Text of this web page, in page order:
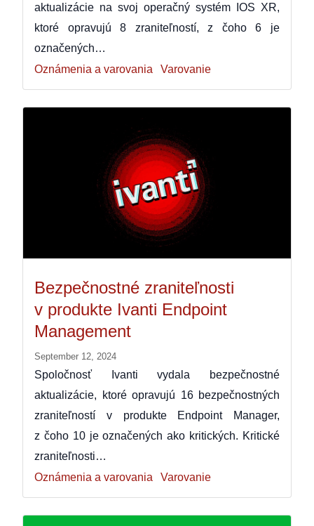
aktualizácie na svoj operačný systém IOS XR,
ktoré opravujú 8 zraniteľností, z čoho 6 je
označených…
Oznámenia a varovania
Varovanie
Bezpečnostné zraniteľnosti
v produkte Ivanti Endpoint
Management
September 12, 2024
Spoločnosť Ivanti vydala bezpečnostné
aktualizácie, ktoré opravujú 16 bezpečnostných
zraniteľností v produkte Endpoint Manager,
z čoho 10 je označených ako kritických. Kritické
zraniteľnosti…
Oznámenia a varovania
Varovanie